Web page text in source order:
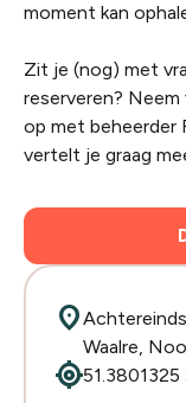
moment kan
Zit je (nog) met
reserveren?
op met beheerder
vertelt je graag
location_on
Waalre,
my_location